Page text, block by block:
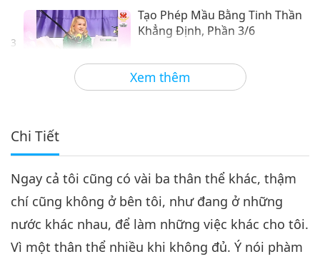
Xem thêm
3
Tạo Phép Mầu Bằng Tinh Thần
Khẳng Định, Phần 3/6
Giữa Thầy và Trò 2021-07-13 9921
4
33:50
Giữa Thầy và Trò 2021-07-14 7099Lượt Xem
5
Tạo Phép Mầu Bằng Tinh Thần
Khẳng Định, Phần 5/6
Chi Tiết
Ngay cả tôi cũng có vài ba thân thể khác, thậm
chí cũng không ở bên tôi, như đang ở những
nước khác nhau, để làm những việc khác cho tôi.
Vì một thân thể nhiều khi không đủ. Ý nói phàm